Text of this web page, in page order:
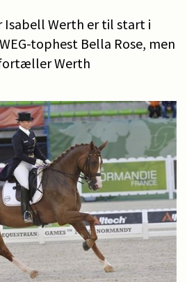
Werth er til start i
tophest Bella Rose, men
Werth